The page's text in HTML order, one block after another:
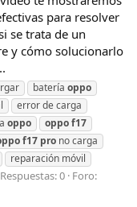
para resolver
se trata de un
y cómo solucionarlo
batería oppo
error de carga
oppo oppof17
f17 pro no carga
reparación móvil
Respuestas: 0 Foro: